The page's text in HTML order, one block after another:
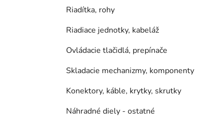
Riadítka, rohy
Riadiace jednotky, kabeláž
Ovládacie tlačidlá, prepínače
Skladacie mechanizmy, komponenty
Konektory, káble, krytky, skrutky
Náhradné diely - ostatné